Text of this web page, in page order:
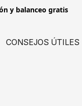
y balanceo gratis
CONSEJOS ÚTILES